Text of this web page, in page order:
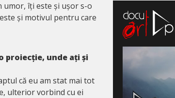
umor, îți este și ușor s-o
și motivul pentru care
proiecție, unde ați și
că eu am stat mai tot
ulterior vorbind cu ei